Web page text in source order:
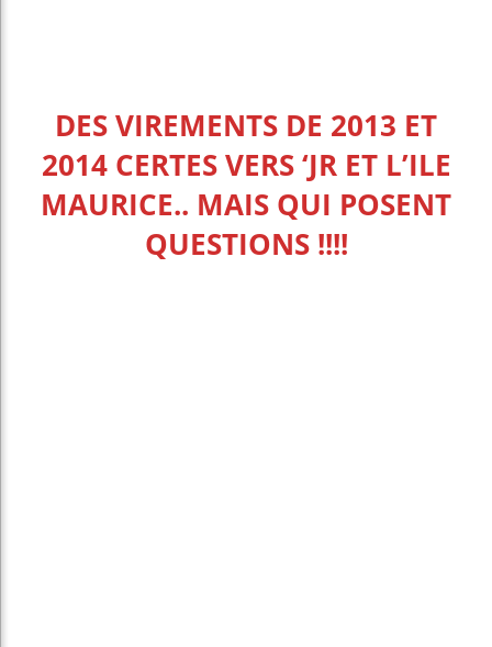
DES VIREMENTS DE 2013 ET
2014 CERTES VERS ‘JR ET L’ILE
MAURICE.. MAIS QUI POSENT
QUESTIONS !!!!